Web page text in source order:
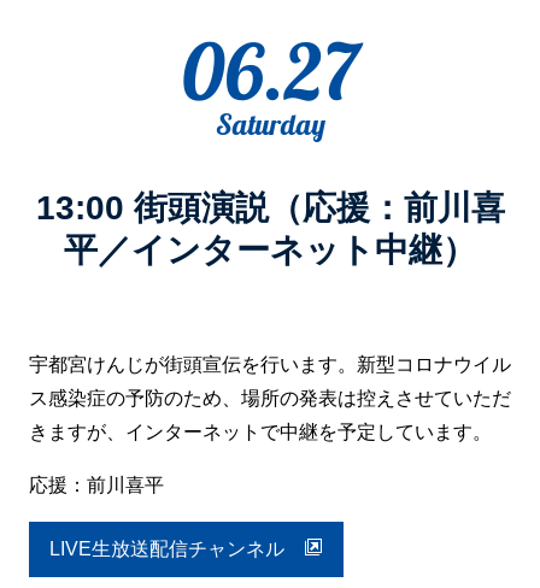
06.27
Saturday
13:00 街頭演説（応援：前川喜
平／インターネット中継）
宇都宮けんじが街頭宣伝を行います。新型コロナウイル
ス感染症の予防のため、場所の発表は控えさせていただ
きますが、インターネットで中継を予定しています。
応援：前川喜平
LIVE生放送配信チャンネル